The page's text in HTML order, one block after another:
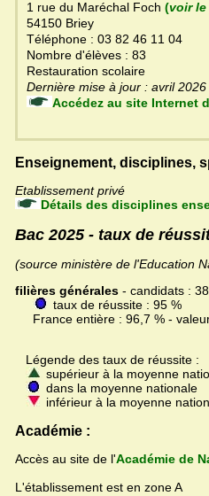
1 rue du Maréchal Foch (voir le
54150 Briey
Téléphone : 03 82 46 11 04
Nombre d'élèves : 83
Restauration scolaire
Dernière mise à jour : avril 2026
Enseignement, disciplines,
Etablissement privé
Détails des disciplines
Bac 2025 - taux de
(source ministère de l'Education
filières générales - candidats :
taux de réussite : 95 %
France entière : 96,7 % -
Légende des taux de réussite :
supérieur à la moyenne
dans la moyenne nationale
inférieur à la moyenne
Académie :
Accès au site de l'Académie de
L'établissement est en zone A